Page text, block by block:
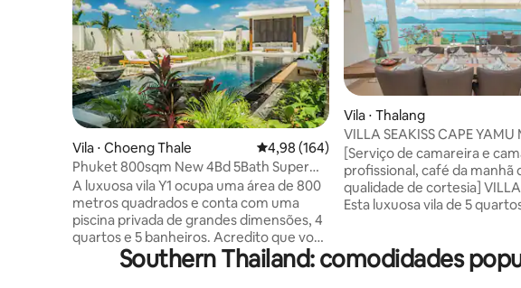
Vila ⋅ Choeng Thale 4,98 de uma avaliação média de 5, 164
4,98 (164)
Phuket 800sqm New 4Bd 5Bath Super
Large Pool Luxury Y1
A luxuosa vila Y1 ocupa uma área de 800
metros quadrados e conta com uma
piscina privada de grandes dimensões, 4
quartos e 5 banheiros. Acredito que você
vai se apaixonar por ela assim que a vir.
Ao entrar na vila, você ficará
Vila ⋅ Thalang
VILLA SEAKISS CAPE
Vila com Vista para o Mar,
Incluído, Empregada e
[Serviço de camareira e
profissional, café da manhã
qualidade de cortesia] VILLA
Esta luxuosa vila de 5
Phuket, com vista para o
Andaman, dentro de uma
Southern Thailand: comodidades